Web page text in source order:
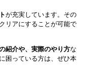
が充実しています。その
リアにすることが可能で
紹介や、実際のやり方な
困っている方は、ぜひ本